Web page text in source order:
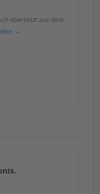
Airport (STR)
übersetzt aus dem